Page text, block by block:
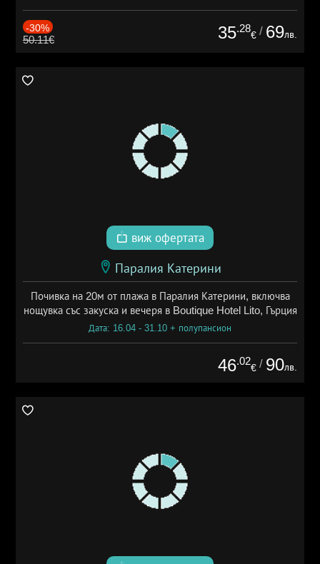
-30%
50.11€ 35.28
€ / 69лв.
виж офертата
Паралия Катерини
Почивка на 20м от плажа в Паралия Катерини, включва
нощувка със закуска и вечеря в Boutique Hotel Lito, Гърция
Дата: 16.04 - 31.10 + полупансион
46.02
€ / 90лв.